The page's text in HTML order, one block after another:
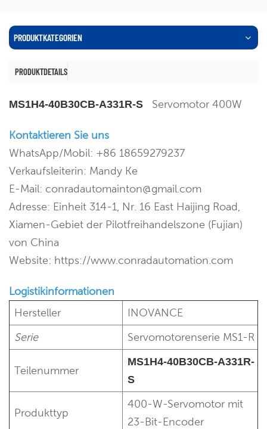
PRODUKTKATEGORIEN
PRODUKTDETAILS
MS1H4-40B30CB-A331R-S Servomotor 400W
Kontaktieren Sie uns
WhatsApp/Mobil: +86 18659279237
Verkaufsleiterin: Mandy Ke
E-Mail: conradautomainton@gmail.com
Adresse: Einheit 314-1, Nr. 16 East Haijing Road,
Xiamen-Gebiet der Pilotfreihandelszone (Fujian)
von China
Website: https://www.conradautomation.com
Logistikinformationen
Hersteller
INOVANCE
Serie
Servomotorenserie MS1-R
Teilenummer
MS1H4-40B30CB-A331R-
S
Produkttyp
400-W-Servomotor mit
23-Bit-Encoder